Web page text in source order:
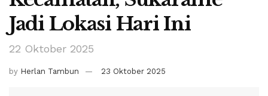
Jadi Lokasi Hari Ini
22 Oktober 2025
by Herlan Tambun 23 Oktober 2025